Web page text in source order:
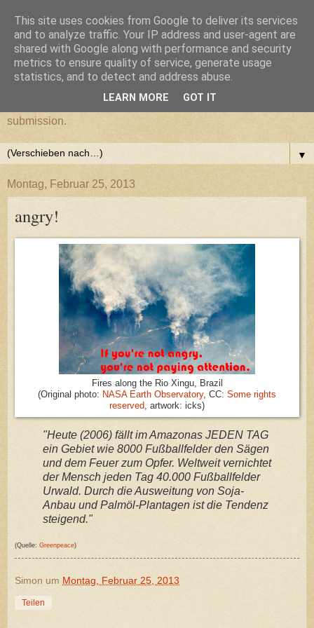
cultural submission
Ein Grazer Samurai befreit sich von seiner kulturellen
submission.
▼
Montag, Februar 25, 2013
angry!
Fires along the Rio Xingu, Brazil
(Original photo: NASA Earth Observatory, CC: Some rights
reserved, artwork: icks)
"Heute (2006) fällt im Amazonas JEDEN TAG
ein Gebiet wie 8000 Fußballfelder den Sägen
und dem Feuer zum Opfer. Weltweit vernichtet
der Mensch jeden Tag 40.000 Fußballfelder
Urwald. Durch die Ausweitung von Soja-
Anbau und Palmöl-Plantagen ist die Tendenz
steigend."
(Quelle: Greenpeace)
Simon um Montag, Februar 25, 2013
Teilen
This site uses cookies from Google to deliver its services
and to analyze traffic. Your IP address and user-agent are
shared with Google along with performance and security
metrics to ensure quality of service, generate usage
statistics, and to detect and address abuse.
LEARN MORE GOT IT